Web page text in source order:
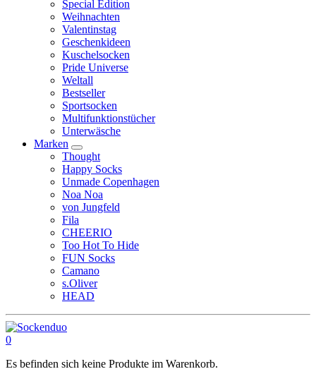
Special Edition
Weihnachten
Valentinstag
Geschenkideen
Kuschelsocken
Pride Universe
Weltall
Bestseller
Sportsocken
Multifunktionstücher
Unterwäsche
Marken
Thought
Happy Socks
Unmade Copenhagen
Noa Noa
von Jungfeld
Fila
CHEERIO
Too Hot To Hide
FUN Socks
Camano
s.Oliver
HEAD
0
Es befinden sich keine Produkte im Warenkorb.